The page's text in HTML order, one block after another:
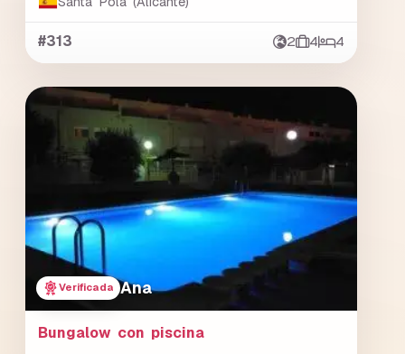
#313 2 4 4
Verificada Ana
Bungalow con piscina